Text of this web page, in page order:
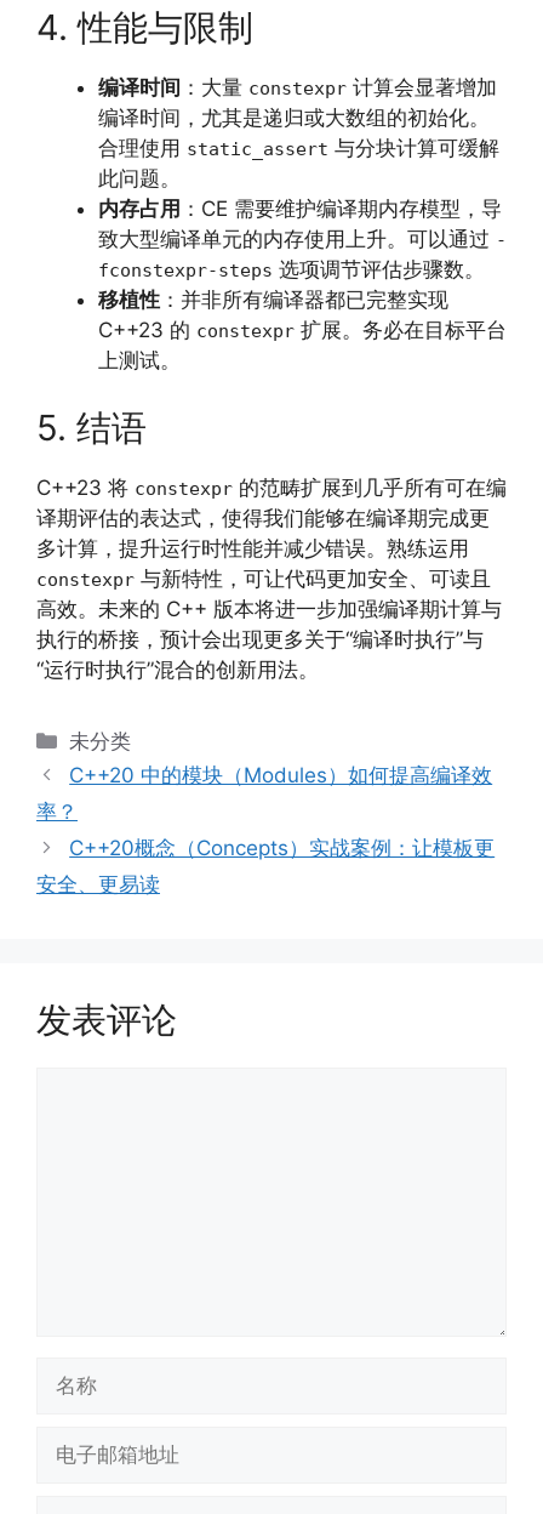
4. 性能与限制
编译时间 ：大量 constexpr 计算会显著增加
编译时间，尤其是递归或大数组的初始化。
合理使用 static_assert 与分块计算可缓解
此问题。
内存占用 ：CE 需要维护编译期内存模型，导
致大型编译单元的内存使用上升。可以通过 -
fconstexpr-steps 选项调节评估步骤数。
移植性 ：并非所有编译器都已完整实现
C++23 的 constexpr 扩展。务必在目标平台
上测试。
5. 结语
C++23 将 constexpr 的范畴扩展到几乎所有可在编
译期评估的表达式，使得我们能够在编译期完成更
多计算，提升运行时性能并减少错误。熟练运用
constexpr 与新特性，可让代码更加安全、可读且
高效。未来的 C++ 版本将进一步加强编译期计算与
执行的桥接，预计会出现更多关于“编译时执行”与
“运行时执行”混合的创新用法。
分
类
未分类
C++20 中的模块（Modules）如何提高编译效
率？
C++20概念（Concepts）实战案例：让模板更
安全、更易读
发表评论